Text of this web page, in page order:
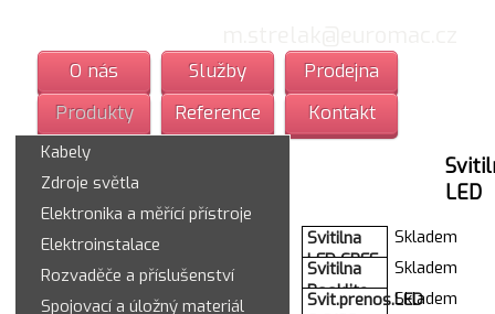
O nás Služby
Prodejna
Produkty
Reference Kontakt
Kabely
Zdroje světla
Elektronika a měřící přístroje
Elektroinstalace
Rozvaděče a příslušenství
Spojovací a úložný materiál
LED
Svitilna
LED CREE
10W+2xLi-
on
Skladem
Svitilna
Booklite
Skladem
Svit.prenos.LEDSkladem